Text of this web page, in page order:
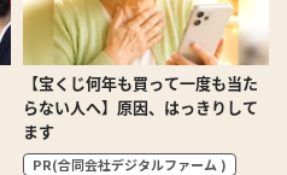
【宝くじ何年も買って一度も当た
らない人へ】原因、はっきりして
ます
PR(合同会社デジタルファーム )